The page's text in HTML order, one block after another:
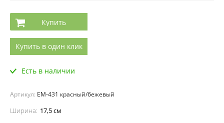
Купить
Купить в один клик
Есть в наличии
Артикул: EM-431 красный/бежевый
Ширина: 17,5 см